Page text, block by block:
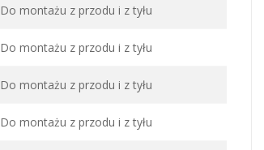
Do montażu z przodu i z tyłu
Do montażu z przodu i z tyłu
Do montażu z przodu i z tyłu
Do montażu z przodu i z tyłu